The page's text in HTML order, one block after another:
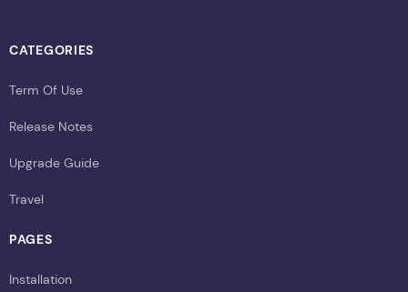
CATEGORIES
Term Of Use
Release Notes
Upgrade Guide
Travel
PAGES
Installation